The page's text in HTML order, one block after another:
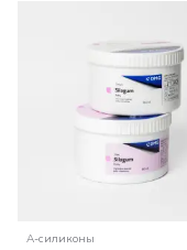
А-силиконы